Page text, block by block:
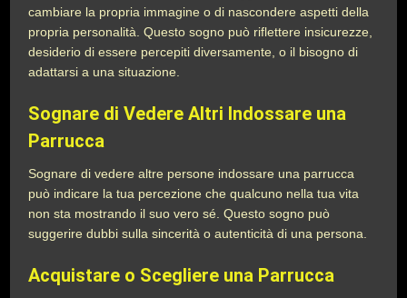
cambiare la propria immagine o di nascondere aspetti della
propria personalità. Questo sogno può riflettere insicurezze,
desiderio di essere percepiti diversamente, o il bisogno di
adattarsi a una situazione.
Sognare di Vedere Altri Indossare una
Parrucca
Sognare di vedere altre persone indossare una parrucca
può indicare la tua percezione che qualcuno nella tua vita
non sta mostrando il suo vero sé. Questo sogno può
suggerire dubbi sulla sincerità o autenticità di una persona.
Acquistare o Scegliere una Parrucca